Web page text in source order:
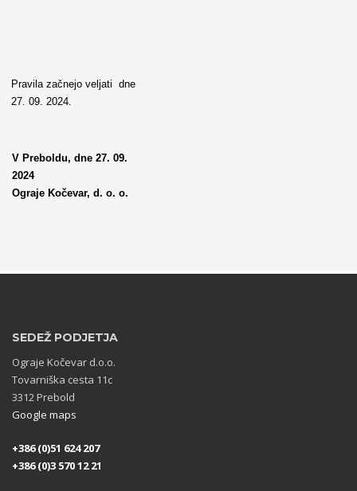
Pravila začnejo veljati dne
27. 09. 2024.
V Preboldu, dne 27. 09.
Ograje Kočevar, d. o. o.
SEDEŽ PODJETJA
Ograje Kočevar d.o.o.
Tovarniška cesta 11c
3312 Prebold
Google maps
+386 (0)51 624 207
+386 (0)3 570 12 21